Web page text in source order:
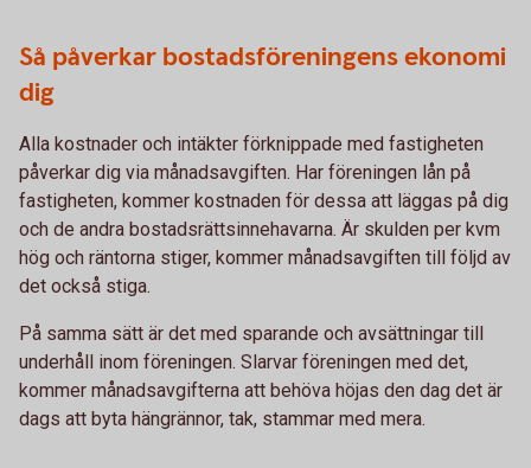
Så påverkar bostadsföreningens ekonomi
dig
Alla kostnader och intäkter förknippade med fastigheten
påverkar dig via månadsavgiften. Har föreningen lån på
fastigheten, kommer kostnaden för dessa att läggas på dig
och de andra bostadsrättsinnehavarna. Är skulden per kvm
hög och räntorna stiger, kommer månadsavgiften till följd av
det också stiga.
På samma sätt är det med sparande och avsättningar till
underhåll inom föreningen. Slarvar föreningen med det,
kommer månadsavgifterna att behöva höjas den dag det är
dags att byta hängrännor, tak, stammar med mera.